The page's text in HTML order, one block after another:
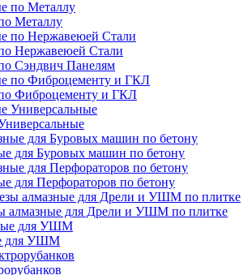
Металлу
Нержавеюей Стали
Сэндвич Панелям
Фиброцементу и ГКЛ
для Буровых машин по бетону
для Перфораторов по бетону
алмазные для Дрели и УШМ по плитке
для УШМ